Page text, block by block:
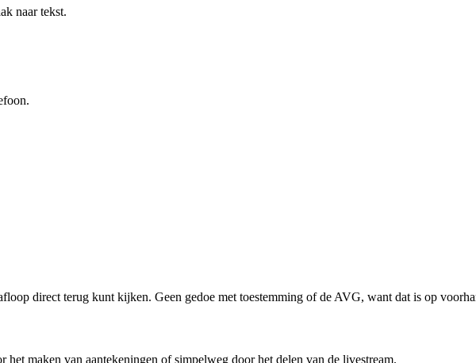
naar tekst.
direct terug kunt kijken. Geen gedoe met toestemming of de AVG, want dat is op
maken van aantekeningen of simpelweg door het delen van de livestream.